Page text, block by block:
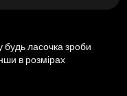
будь ласочка зроби
в розмірах